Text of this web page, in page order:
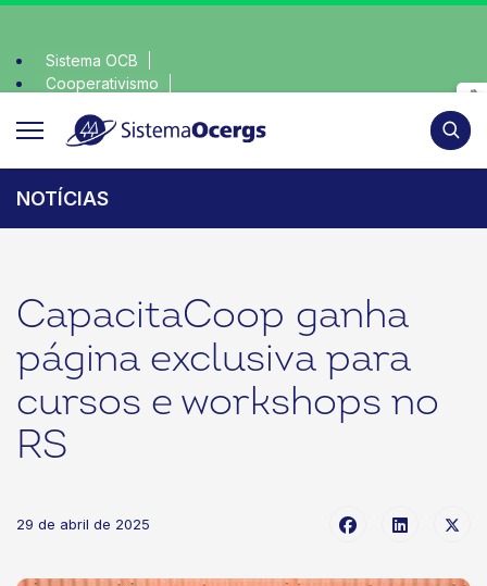
Sistema OCB
Cooperativismo
NOTÍCIAS
CapacitaCoop ganha
página exclusiva para
cursos e workshops no
RS
29 de abril de 2025